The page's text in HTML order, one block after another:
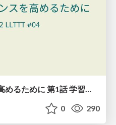
組織のパフォーマンスを高めるために 第1話 学習と文化
0 290